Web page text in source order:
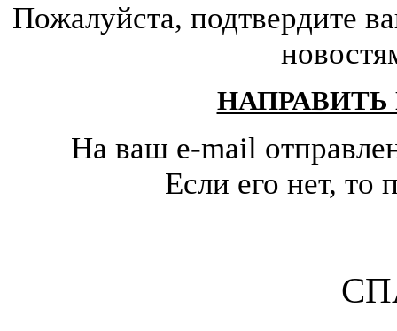
Пожалуйста, подтвердите
На ваш e-mail
Если его нет,